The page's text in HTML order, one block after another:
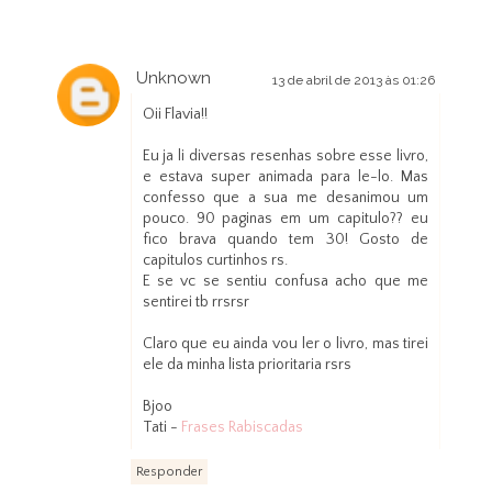
Unknown 13 de abril de 2013 às 01:26
Oii Flavia!!
Eu ja li diversas resenhas sobre esse livro,
e estava super animada para le-lo. Mas
confesso que a sua me desanimou um
pouco. 90 paginas em um capitulo?? eu
fico brava quando tem 30! Gosto de
capitulos curtinhos rs.
E se vc se sentiu confusa acho que me
sentirei tb rrsrsr
Claro que eu ainda vou ler o livro, mas tirei
ele da minha lista prioritaria rsrs
Bjoo
Tati - Frases Rabiscadas
Responder